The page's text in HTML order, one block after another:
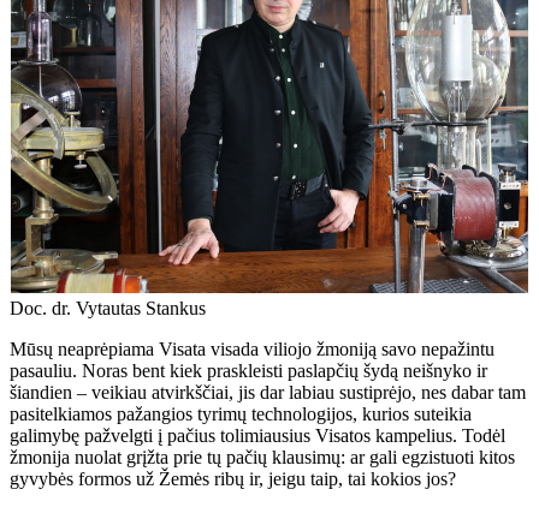
Doc. dr. Vytautas Stankus
Mūsų neaprėpiama Visata visada viliojo žmoniją savo nepažintu
pasauliu. Noras bent kiek praskleisti paslapčių šydą neišnyko ir
šiandien – veikiau atvirkščiai, jis dar labiau sustiprėjo, nes dabar tam
pasitelkiamos pažangios tyrimų technologijos, kurios suteikia
galimybę pažvelgti į pačius tolimiausius Visatos kampelius. Todėl
žmonija nuolat grįžta prie tų pačių klausimų: ar gali egzistuoti kitos
gyvybės formos už Žemės ribų ir, jeigu taip, tai kokios jos?